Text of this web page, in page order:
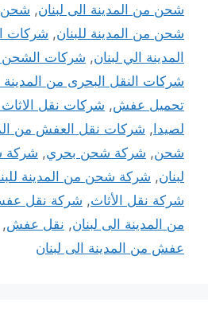
شحن من المدينة الى لبنان, شحن
شحن من المدينة للبنان, شركات
المدينة الي لبنان, شركات الشحن
شركات النقل البحرى من المدينة
تحميل عفش, شركات نقل
لصيدا, شركات نقل العفش من
شحن, شركة شحن بحري, شركة
لبنان, شركة شحن من المدينة
شركة نقل الأثاث, شركة نقل
من المدينة الى لبنان, نقل عفش,
عفش من المدينة الى لبنان